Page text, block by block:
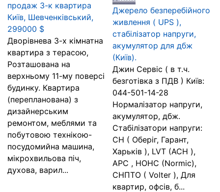
продаж 3-к квартира
Київ, Шевченківський,
299000 $
Дворівнева 3-х кімнатна
квартира з терасою,
Розташована на
верхньому 11-му поверсі
будинку. Квартира
(перепланована) з
дизайнерським
ремонтом, меблями та
побутовою технікою-
посудомийна машина,
мікрохвильова піч,
духова, варил...
Джерело безперебійного
живлення ( UPS ),
стабілізатор напруги,
акумулятор для дбж
(Київ).
Джин Сервіс ( в т.ч.
безготівка з ПДВ ) Київ:
044-501-14-28
Нормалізатор напруги,
акумулятор, дбж.
Стабілізатори напруги:
СН ( Оберіг, Гарант,
Харьків ), LVT (АСН ),
APC , HOHC (Normic),
СНПТО ( Volter ), Для
квартир, офсів, б...